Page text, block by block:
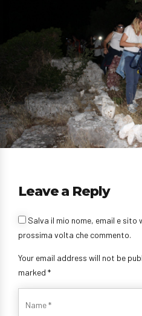
Leave a Reply
Your email address will not be
marked *
Salva il mio nome, email e sito
prossima volta che commento.